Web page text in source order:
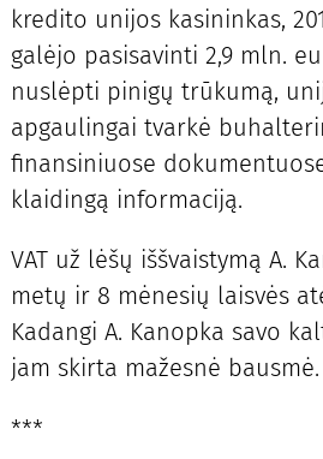
kredito unijos kasininkas,
galėjo pasisavinti 2,9 mln.
nuslėpti pinigų trūkumą,
apgaulingai tvarkė
finansiniuose
klaidingą informaciją.
VAT už lėšų iššvaistymą A.
metų ir 8 mėnesių laisvės
Kadangi A. Kanopka savo
jam skirta mažesnė bausmė.
***